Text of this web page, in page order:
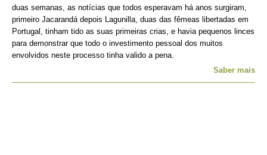
duas semanas, as notícias que todos esperavam há anos surgiram,
primeiro Jacarandá depois Lagunilla, duas das fêmeas libertadas em
Portugal, tinham tido as suas primeiras crias, e havia pequenos linces
para demonstrar que todo o investimento pessoal dos muitos
envolvidos neste processo tinha valido a pena.
Saber mais